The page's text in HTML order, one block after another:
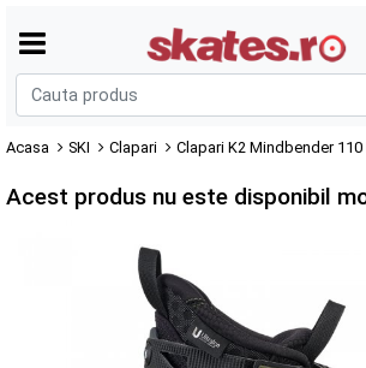
Acasa SKI Clapari Clapari K2 Mindbender
Acest produs nu este disponibil